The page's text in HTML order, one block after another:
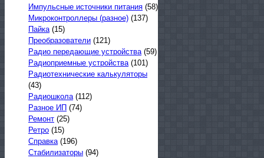
Импульсные источники питания (58)
Микроконтроллеры (разное) (137)
Пайка (15)
Преобразователи (121)
Радио передающие устройства (59)
Радиоприемные устройства (101)
Радиотехнические калькуляторы
(43)
Радиошкола (112)
Разное ИП (74)
Ремонт (25)
Ретро (15)
Справка (196)
Стабилизаторы (94)